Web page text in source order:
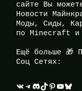
сайте Вы
Новости
Моды, Сиды,
по Minecraft и
Ещё больше 🎁
Соц Сетях:
ВКонтакте Telegram Discord TikTok Pinterest YouTube Bluesky